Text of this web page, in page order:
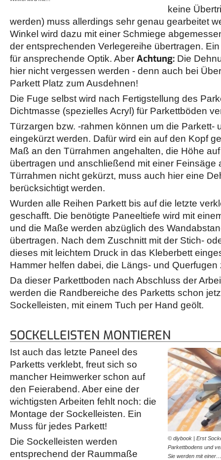
keine
werden) muss allerdings sehr genau gearbeitet
Winkel wird dazu mit einer Schmiege
der entsprechenden Verlegereihe übertragen.
für ansprechende Optik. Aber Achtung: Die
hier nicht vergessen werden - denn auch bei
Parkett Platz zum Ausdehnen!
Die Fuge selbst wird nach Fertigstellung des
Dichtmasse (spezielles Acryl) für Parkettböden
Türzargen bzw. -rahmen können um die Parkett-
eingekürzt werden. Dafür wird ein auf den Kopf
Maß an den Türrahmen angehalten, die Höhe
übertragen und anschließend mit einer Feinsäge
Türrahmen nicht gekürzt, muss auch hier eine
berücksichtigt werden.
Wurden alle Reihen Parkett bis auf die letzte
geschafft. Die benötigte Paneeltiefe wird mit
und die Maße werden abzüglich des
übertragen. Nach dem Zuschnitt mit der Stich-
dieses mit leichtem Druck in das Kleberbett
Hammer helfen dabei, die Längs- und
Da dieser Parkettboden nach Abschluss der
werden die Randbereiche des Parketts schon
Sockelleisten, mit einem Tuch per Hand geölt.
SOCKELLEISTEN MONTIEREN
© diybook | Erst
Parkettbodens und
Sie werden mit einer…
Ist auch das letzte Paneel des
Parketts verklebt, freut sich so
mancher Heimwerker schon auf
den Feierabend. Aber eine der
wichtigsten Arbeiten fehlt noch: die
Montage der Sockelleisten. Ein
Muss für jedes Parkett!
Die Sockelleisten werden
entsprechend der Raummaße